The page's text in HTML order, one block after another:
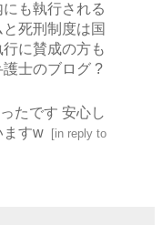
も執行される
死刑制度は国
に賛成の方も
士のブログ ?
たです 安心し
ますw[in reply to